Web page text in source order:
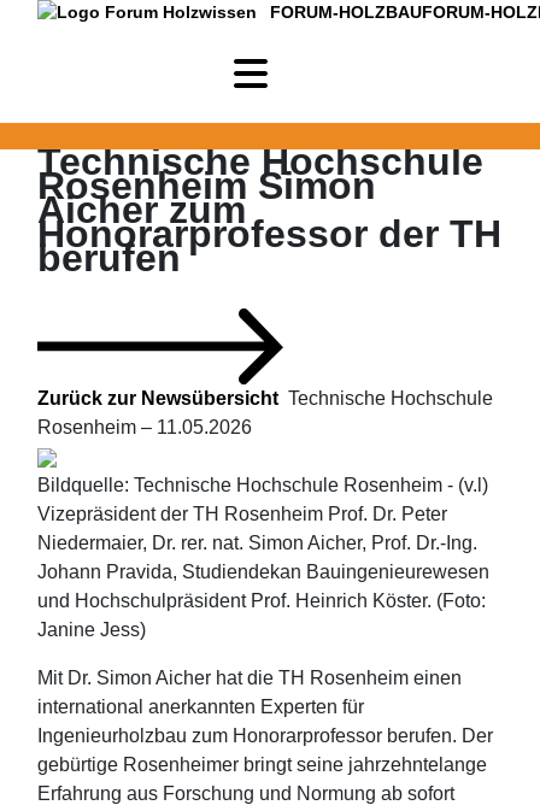
FORUM-HOLZBAUFORUM-
Technische Hochschule
Rosenheim Simon
Aicher zum
Honorarprofessor der TH
berufen
Zurück zur Newsübersicht Technische Hochschule
Rosenheim – 11.05.2026
Bildquelle: Technische Hochschule Rosenheim - (v.l)
Vizepräsident der TH Rosenheim Prof. Dr. Peter
Niedermaier, Dr. rer. nat. Simon Aicher, Prof. Dr.-Ing.
Johann Pravida, Studiendekan Bauingenieurewesen
und Hochschulpräsident Prof. Heinrich Köster. (Foto:
Janine Jess)
Mit Dr. Simon Aicher hat die TH Rosenheim einen
international anerkannten Experten für
Ingenieurholzbau zum Honorarprofessor berufen. Der
gebürtige Rosenheimer bringt seine jahrzehntelange
Erfahrung aus Forschung und Normung ab sofort